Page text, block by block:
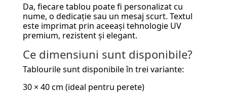
Da, fiecare tablou poate fi personalizat cu
nume, o dedicație sau un mesaj scurt. Textul
este imprimat prin aceeași tehnologie UV
premium, rezistent și elegant.
Ce dimensiuni sunt disponibile?
Tablourile sunt disponibile în trei variante:
30 × 40 cm (ideal pentru perete)